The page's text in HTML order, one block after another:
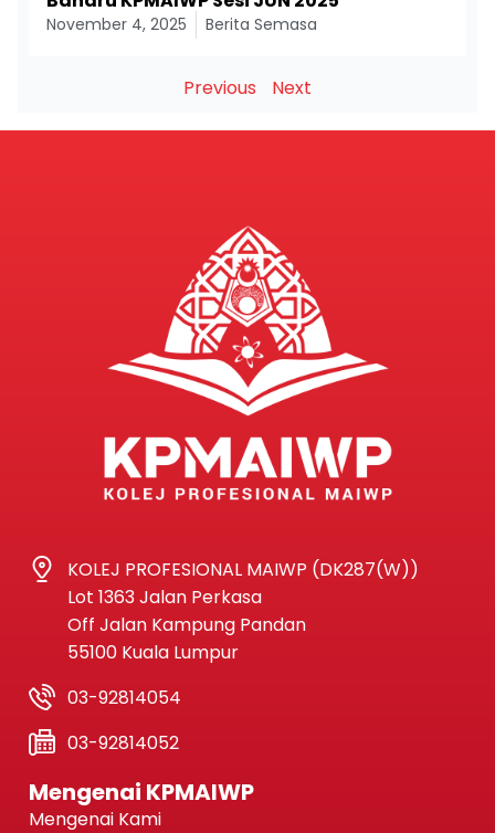
November 4, 2025 Berita Semasa
Previous Next
KOLEJ PROFESIONAL MAIWP (DK287(W))
Lot 1363 Jalan Perkasa
Off Jalan Kampung Pandan
55100 Kuala Lumpur
03-92814054
03-92814052
Mengenai KPMAIWP
Mengenai Kami